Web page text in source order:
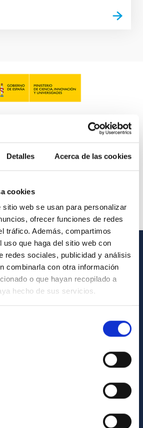
Detalles Acerca de las cookies
cookies
web se usan para personalizar
ofrecer funciones de redes
tráfico. Además, compartimos
uso que haga del sitio web con
redes sociales, publicidad y análisis
combinarla con otra información
o que hayan recopilado a
hecho de sus servicios.